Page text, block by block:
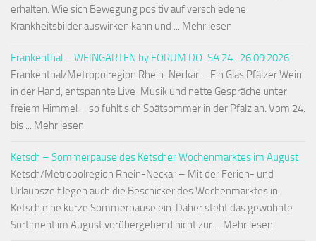
erhalten. Wie sich Bewegung positiv auf verschiedene
Krankheitsbilder auswirken kann und ... Mehr lesen
Frankenthal – WEINGARTEN by FORUM DO-SA 24.-26.09.2026
Frankenthal/Metropolregion Rhein-Neckar – Ein Glas Pfälzer Wein
in der Hand, entspannte Live-Musik und nette Gespräche unter
freiem Himmel – so fühlt sich Spätsommer in der Pfalz an. Vom 24.
bis ... Mehr lesen
Ketsch – Sommerpause des Ketscher Wochenmarktes im August
Ketsch/Metropolregion Rhein-Neckar – Mit der Ferien- und
Urlaubszeit legen auch die Beschicker des Wochenmarktes in
Ketsch eine kurze Sommerpause ein. Daher steht das gewohnte
Sortiment im August vorübergehend nicht zur ... Mehr lesen